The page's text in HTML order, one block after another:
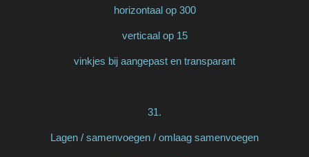
horizontaal op 300
verticaal op 15
vinkjes bij aangepast en transparant
31.
Lagen / samenvoegen / omlaag samenvoegen